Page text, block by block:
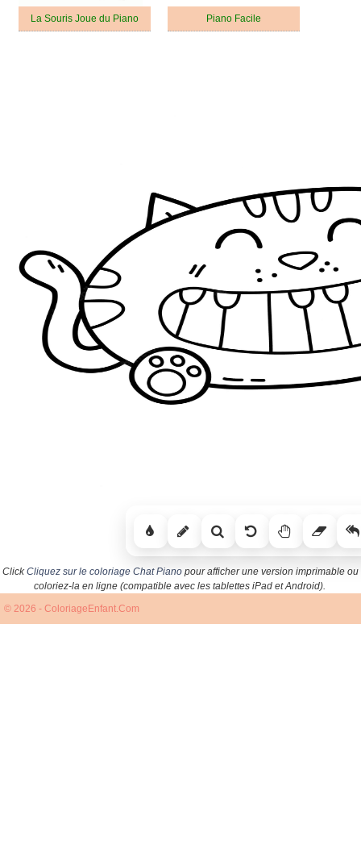
La Souris Joue du Piano Piano Facile
ClickCliquez sur le coloriage Chat Piano pour afficher une version imprimable ou
coloriez-la en ligne (compatible avec les tablettes iPad et Android).
© 2026 - ColoriageEnfant.Com